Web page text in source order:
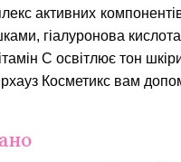
активних
гіалуронова
C освітлює тон
Косметикс вам